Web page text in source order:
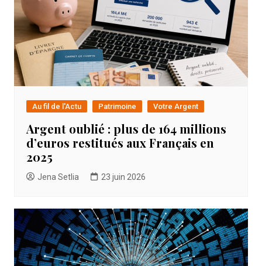
Au fil de l'Actu Patrimoine Votre Argent
Argent oublié : plus de 164 millions
d’euros restitués aux Français en
2025
Jena Setlia 23 juin 2026